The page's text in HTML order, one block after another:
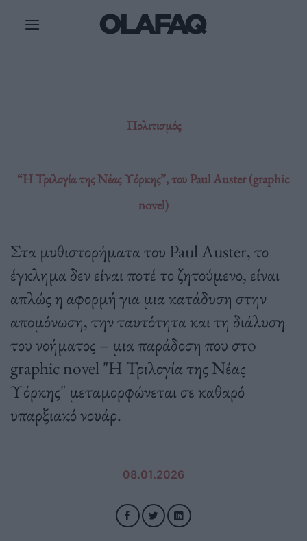
Πολιτισμός
“Η Τριλογία της Νέας Υόρκης”, του Paul Auster (graphic
novel)
Στα μυθιστορήματα του Paul Auster, το
έγκλημα δεν είναι ποτέ το ζητούμενο, είναι
απλώς η αφορμή για μια κατάδυση στην
απομόνωση, την ταυτότητα και τη διάλυση
του νοήματος – μια παράδοση που στo
graphic novel "H Τριλογία της Νέας
Υόρκης" μεταμορφώνεται σε καθαρό
υπαρξιακό νουάρ.
08.01.2026